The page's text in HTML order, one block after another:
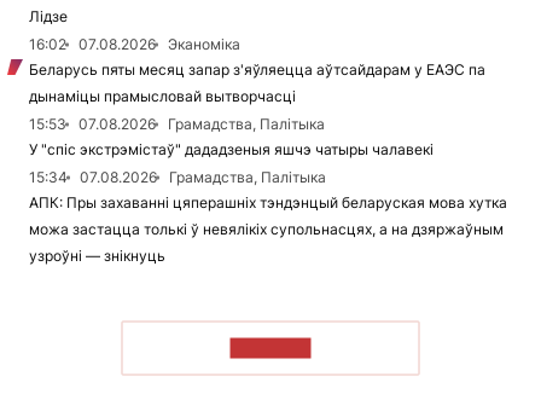
Лідзе
16:02
07.08.2026
Эканоміка
Беларусь пяты месяц запар з'яўляецца аўтсайдарам у ЕАЭС па
дынаміцы прамысловай вытворчасці
15:53
07.08.2026
Грамадства, Палітыка
У "спіс экстрэмістаў" дададзеныя яшчэ чатыры чалавекі
15:34
07.08.2026
Грамадства, Палітыка
АПК: Пры захаванні цяперашніх тэндэнцый беларуская мова хутка
можа застацца толькі ў невялікіх супольнасцях, а на дзяржаўным
узроўні — знікнуць